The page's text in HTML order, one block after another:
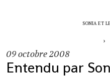
sonia et
09octobre 2008
Entendu par